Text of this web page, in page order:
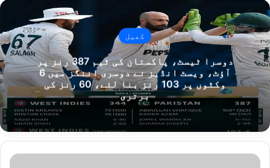
کھیل
دوسرا ٹیسٹ، پاکستان کی ٹیم 387 رنز پر
آؤٹ، ویسٹ انڈیز نے دوسری اننگز میں 6
وکٹوں پر 103 رنز بنا لئے، 60 رنز کی
برتری
ن